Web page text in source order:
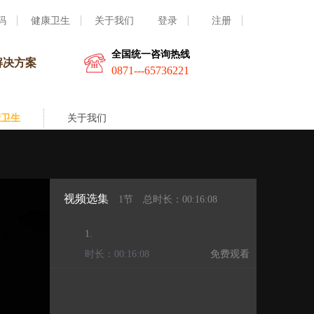
健康卫生 关于我们 登录 注册
决方案
全国统一咨询热线
0871---65736221
生 关于我们
视频选集 1节 总时长：00:16:08
1.
时长：00:16:08
免费观看